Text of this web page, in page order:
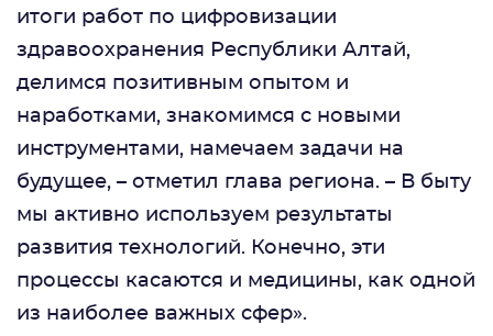
итоги работ по цифровизации
здравоохранения Республики Алтай,
делимся позитивным опытом и
наработками, знакомимся с новыми
инструментами, намечаем задачи на
будущее, – отметил глава региона. – В быту
мы активно используем результаты
развития технологий. Конечно, эти
процессы касаются и медицины, как одной
из наиболее важных сфер».